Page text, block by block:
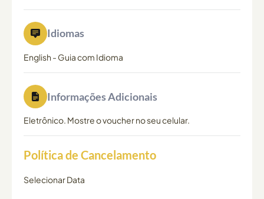
Idiomas
English - Guia com Idioma
Informações Adicionais
Eletrônico. Mostre o voucher no seu celular.
Política de Cancelamento
Selecionar Data